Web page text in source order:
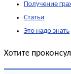
Получение
Статьи
Это надо знать
Хотите